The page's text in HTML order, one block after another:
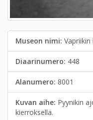
Museon nimi:
Diaarinumero: 448
Alanumero: 8001
Kuvan aihe: Pyynikin
kierroksella.